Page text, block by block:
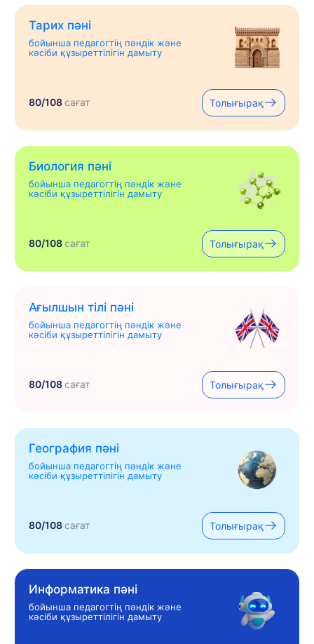
Тарих пәні
бойынша педагогтің пәндік және
кәсіби құзыреттілігін дамыту
80/108сағат Толығырақ
Биология пәні
бойынша педагогтің пәндік және
кәсіби құзыреттілігін дамыту
80/108сағат Толығырақ
Ағылшын тілі пәні
бойынша педагогтің пәндік және
кәсіби құзыреттілігін дамыту
80/108сағат Толығырақ
География пәні
бойынша педагогтің пәндік және
кәсіби құзыреттілігін дамыту
80/108сағат Толығырақ
Информатика пәні
бойынша педагогтің пәндік және
кәсіби құзыреттілігін дамыту